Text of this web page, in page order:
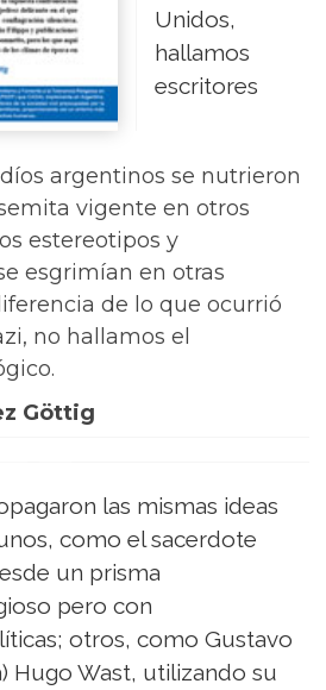
argentinos se nutrieron
vigente en otros
estereotipos y
esgrimían en otras
de lo que ocurrió
no hallamos el
Göttig
Unidos,
hallamos
escritores
las mismas ideas
como el sacerdote
un prisma
pero con
otros, como Gustavo
Hugo Wast, utilizando su